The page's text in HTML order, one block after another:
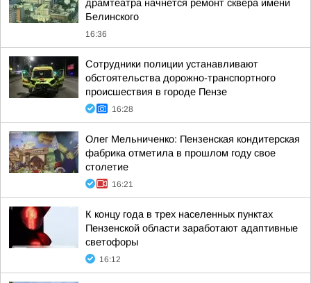
драмтеатра начнется ремонт сквера имени
Белинского
16:36
Сотрудники полиции устанавливают
обстоятельства дорожно-транспортного
происшествия в городе Пензе
16:28
Олег Мельниченко: Пензенская кондитерская
фабрика отметила в прошлом году свое
столетие
16:21
К концу года в трех населенных пунктах
Пензенской области заработают адаптивные
светофоры
16:12